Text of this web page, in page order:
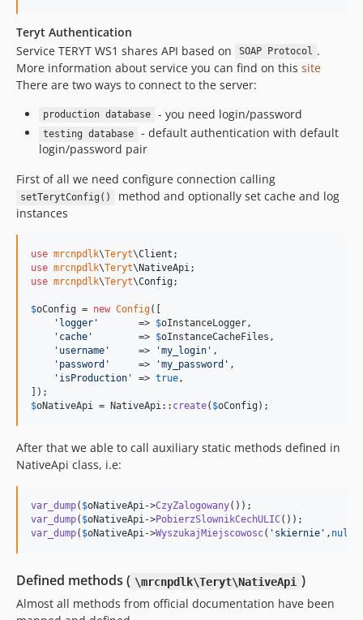
Teryt Authentication
Service TERYT WS1 shares API based on
SOAP Protocol .
More information about service you can find on this site
There are two ways to connect to the server:
production database - you need login/password
testing database
- default authentication with default
login/password pair
First of all we need configure connection calling
setTerytConfig()
method and optionally set cache and log
instances
use mrcnpdlk\Teryt\Client
use mrcnpdlk\Teryt\ NativeApi
use mrcnpdlk\Teryt\Config;
$oConfig = new Config([
' logger '
       =>
$oInstanceLogger,
' cache '
        =>
$oInstanceCacheFiles ,
' username '
     =>
'my_login ' ,
' password '
     =>
'my_password ' ,
' isProduction ' => true,
$oNativeApi = NativeApi:: create( $oConfig );
After that we able to call auxiliary static methods defined in
NativeApi class, i.e:
var_dump( $oNativeApi->CzyZalogowany
var_dump( $oNativeApi->PobierzSlownikCechULIC
var_dump( $oNativeApi->WyszukajMiejscowosc( ' skiernie ' , null
Defined methods ( \mrcnpdlk\Teryt\NativeApi )
Almost all methods from official documentation have been